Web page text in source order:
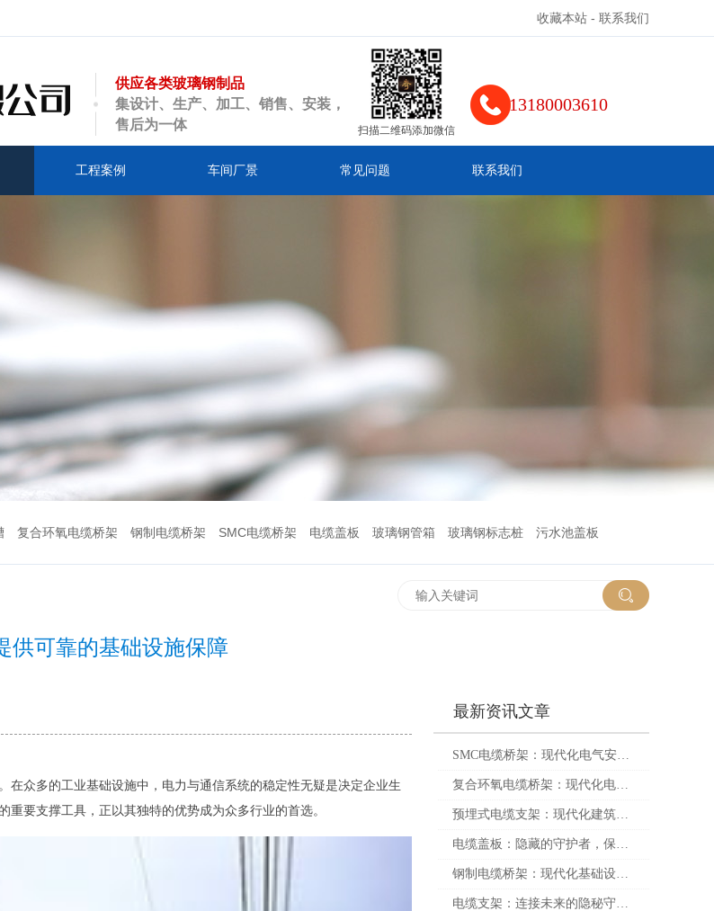
收藏本站 - 联系我们
供应各类玻璃钢制品
集设计、生产、加工、销售、安装，
售后为一体
扫描二维码添加微信
13180003610
工程案例 车间厂景 常见问题 联系我们
复合环氧电缆桥架 钢制电缆桥架 SMC电缆桥架 电缆盖板 玻璃钢管箱 玻璃钢标志桩 污水池盖板
供可靠的基础设施保障
众多的工业基础设施中，电力与通信系统的稳定性无疑是决定企业生
重要支撑工具，正以其独特的优势成为众多行业的首选。
最新资讯文章
SMC电缆桥架：现代化电气安装的智慧解决方案
复合环氧电缆桥架：现代化电力基础设施的“神经中枢”
预埋式电缆支架：现代化建筑中的隐形守护者
电缆盖板：隐藏的守护者，保护你的电缆安全无忧
钢制电缆桥架：现代化基础设施的“隐形守护者”
电缆支架：连接未来的隐秘守护者